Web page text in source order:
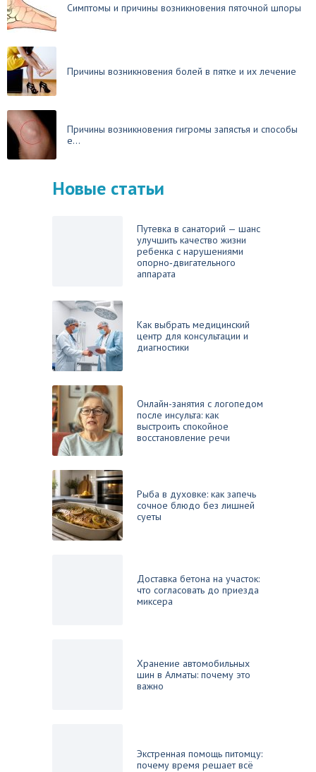
Симптомы и причины возникновения пяточной шпоры
Причины возникновения болей в пятке и их лечение
Причины возникновения гигромы запястья и способы
е...
Новые статьи
Путевка в санаторий — шанс
улучшить качество жизни
ребенка с нарушениями
опорно‑двигательного
аппарата
Как выбрать медицинский
центр для консультации и
диагностики
Онлайн-занятия с логопедом
после инсульта: как
выстроить спокойное
восстановление речи
Рыба в духовке: как запечь
сочное блюдо без лишней
суеты
Доставка бетона на участок:
что согласовать до приезда
миксера
Хранение автомобильных
шин в Алматы: почему это
важно
Экстренная помощь питомцу:
почему время решает всё